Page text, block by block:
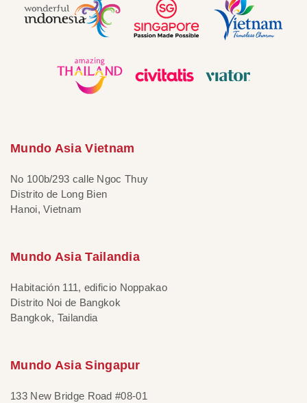
Mundo Asia Vietnam
No 100b/293 calle Ngoc Thuy
Distrito de Long Bien
Hanoi, Vietnam
Mundo Asia Tailandia
Habitación 111, edificio Noppakao
Distrito Noi de Bangkok
Bangkok, Tailandia
Mundo Asia Singapur
133 New Bridge Road #08-01